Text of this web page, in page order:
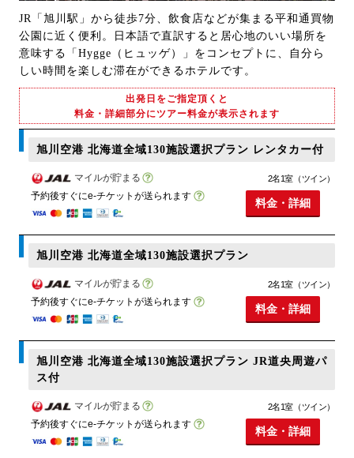
JR「旭川駅」から徒歩7分、飲食店などが集まる平和通買物
公園に近く便利。日本語で直訳すると居心地のいい場所を
意味する「Hygge（ヒュッゲ）」をコンセプトに、自分ら
しい時間を楽しむ滞在ができるホテルです。
出発日をご指定頂くと
料金・詳細部分にツアー料金が表示されます
旭川空港 北海道全域130施設選択プラン レンタカー付
マイルが貯まる
予約後すぐにe-チケットが送られます
2名1室（ツイン）
料金・詳細
旭川空港 北海道全域130施設選択プラン
マイルが貯まる
予約後すぐにe-チケットが送られます
2名1室（ツイン）
料金・詳細
旭川空港 北海道全域130施設選択プラン JR道央周遊パ
ス付
マイルが貯まる
予約後すぐにe-チケットが送られます
2名1室（ツイン）
料金・詳細